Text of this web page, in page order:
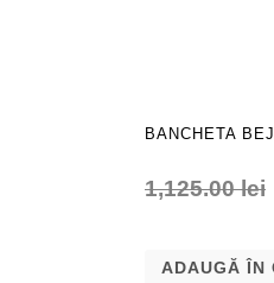
BANCHETA
1,125.00lei
ADAUGĂ ÎN